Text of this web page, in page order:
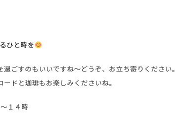
ひと時を
ごすのもいいですね～どうぞ、お立ち寄りください。
ドと珈琲もお楽しみくださいね。
１４時